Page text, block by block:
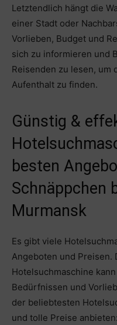
Letztendlich hängt die
einer Stadt oder
Vorlieben, Budget und
sich zu informieren und
Reisenden zu lesen,
Aufenthalt zu finden.
Günstig &
besten
Schnäppchen
Murmansk
Es gibt viele
Angeboten und Preisen.
Hotelsuchmaschine
Bedürfnissen und
der beliebtesten
und tolle Preise anbieten: